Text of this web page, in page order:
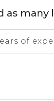
as many
of